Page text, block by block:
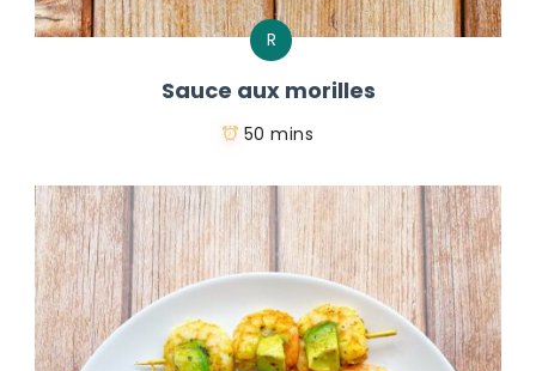
R
Sauce aux morilles
50 mins